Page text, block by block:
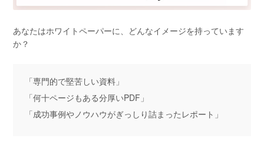
あなたはホワイトペーパーに、どんなイメージを持っています
か？
「専門的で堅苦しい資料」
「何十ページもある分厚いPDF」
「成功事例やノウハウがぎっしり詰まったレポート」